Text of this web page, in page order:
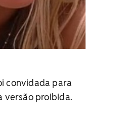
convidada para
versão proibida.